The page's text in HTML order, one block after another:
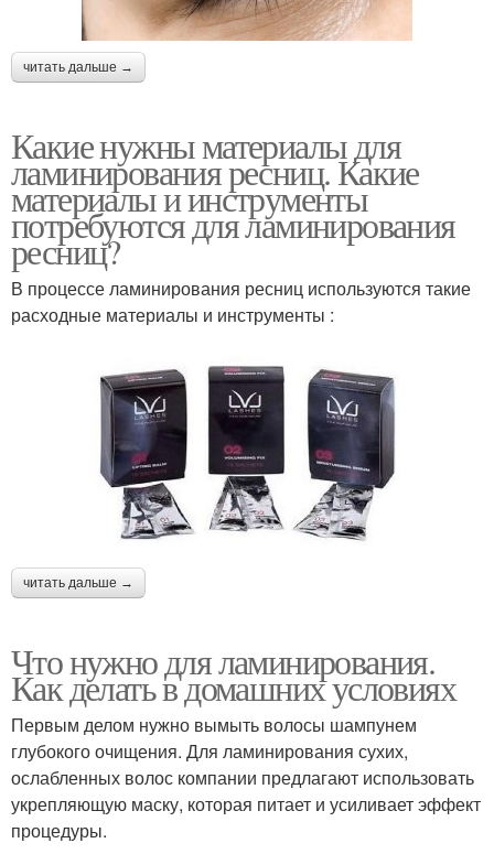
читать дальше →
Какие нужны материалы для
ламинирования ресниц. Какие
материалы и инструменты
потребуются для ламинирования
ресниц?
В процессе ламинирования ресниц используются такие
расходные материалы и инструменты :
читать дальше →
Что нужно для ламинирования.
Как делать в домашних условиях
Первым делом нужно вымыть волосы шампунем
глубокого очищения. Для ламинирования сухих,
ослабленных волос компании предлагают использовать
укрепляющую маску, которая питает и усиливает эффект
процедуры.